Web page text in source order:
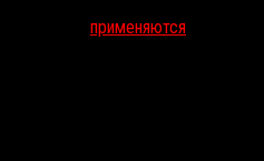
применяются